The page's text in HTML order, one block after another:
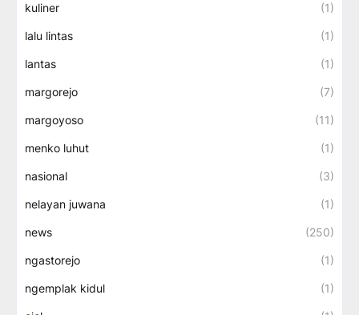
kuliner (1)
lalu lintas (1)
lantas (1)
margorejo (7)
margoyoso (11)
menko luhut (1)
nasional (3)
nelayan juwana (1)
news (250)
ngastorejo (1)
ngemplak kidul (1)